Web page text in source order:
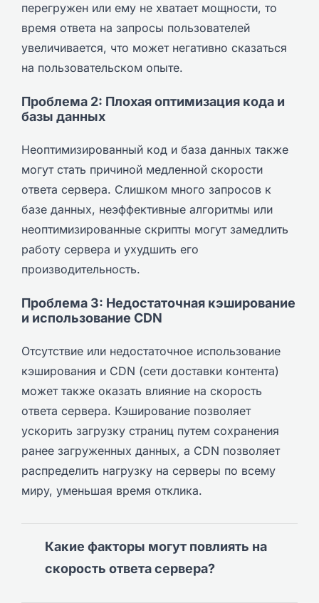
перегружен или ему не хватает мощности, то
время ответа на запросы пользователей
увеличивается, что может негативно сказаться
на пользовательском опыте.
Проблема 2: Плохая оптимизация кода и
базы данных
Неоптимизированный код и база данных также
могут стать причиной медленной скорости
ответа сервера. Слишком много запросов к
базе данных, неэффективные алгоритмы или
неоптимизированные скрипты могут замедлить
работу сервера и ухудшить его
производительность.
Проблема 3: Недостаточная кэширование
и использование CDN
Отсутствие или недостаточное использование
кэширования и CDN (сети доставки контента)
может также оказать влияние на скорость
ответа сервера. Кэширование позволяет
ускорить загрузку страниц путем сохранения
ранее загруженных данных, а CDN позволяет
распределить нагрузку на серверы по всему
миру, уменьшая время отклика.
Какие факторы могут повлиять на
скорость ответа сервера?